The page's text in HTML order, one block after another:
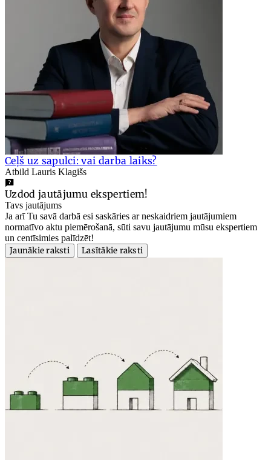
Ceļš uz sapulci: vai darba laiks?
Atbild Lauris Klagišs
Uzdod jautājumu ekspertiem!
Tavs jautājums
Ja arī Tu savā darbā esi saskāries ar neskaidriem jautājumiem
normatīvo aktu piemērošanā, sūti savu jautājumu mūsu ekspertiem
un centīsimies palīdzēt!
Jaunākie raksti
Lasītākie raksti